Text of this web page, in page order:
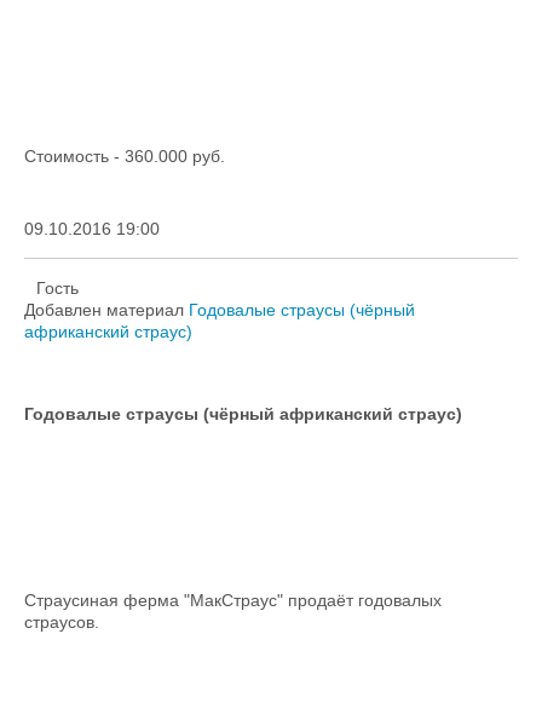
Стоимость - 360.000 руб.
09.10.2016 19:00
Гость
Добавлен материал Годовалые страусы (чёрный
африканский страус)
Годовалые страусы (чёрный африканский страус)
Страусиная ферма "МакСтраус" продаёт годовалых
страусов.